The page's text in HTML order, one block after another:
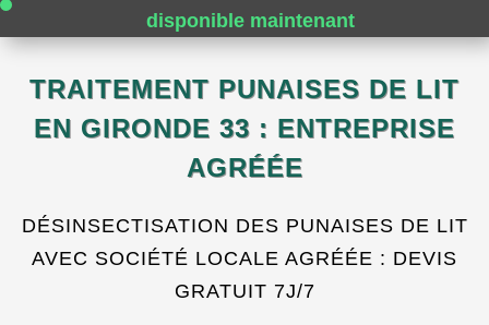
disponible maintenant
TRAITEMENT PUNAISES DE LIT
EN GIRONDE 33 : ENTREPRISE
AGRÉÉE
DÉSINSECTISATION DES PUNAISES DE LIT
AVEC SOCIÉTÉ LOCALE AGRÉÉE : DEVIS
GRATUIT 7J/7